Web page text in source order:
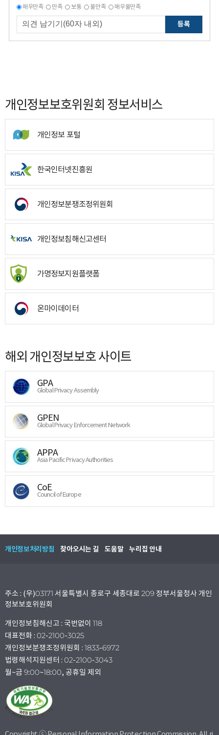
매우만족 만족 보통 불만족 매우불만족
등록
개인정보보호위원회 정보서비스
개인정보 포털
한국인터넷진흥원
개인정보분쟁조정위원회
개인정보침해신고센터
가명정보지원플랫폼
온마이데이터
해외 개인정보보호 사이트
GPA
Global Privacy Assembly
GPEN
Global Privacy Enforcement Network
APPA
Asia Pacific Privacy Authorities
CoE
Council of Europe
개인정보처리방침 찾아오시는 길 도움말 누리집 안내
주소 : (우)03171 서울특별시 종로구 세종대로 209 정부서울청사 개인
정보보호위원회
개인정보침해신고 : 국번없이 118
대표전화 : 02-2100-3025
개인정보분쟁조정위원회 : 1833-6972
법령해석지원센터 : 02-2100-3043
월~금 9:00~18:00, 공휴일 제외